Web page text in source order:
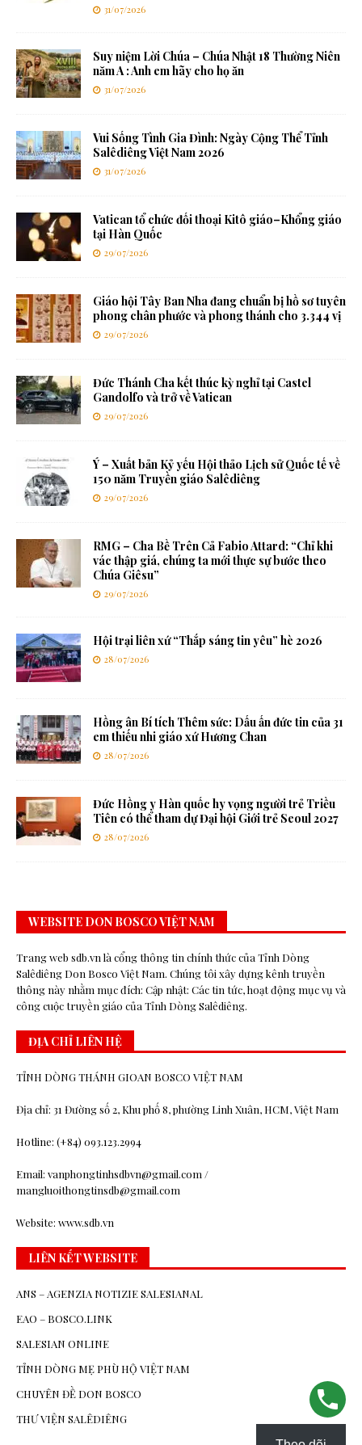
31/07/2026
Suy niệm Lời Chúa – Chúa Nhật 18 Thường Niên
năm A : Anh em hãy cho họ ăn
31/07/2026
Vui Sống Tình Gia Đình: Ngày Cộng Thể Tỉnh
Salêdiêng Việt Nam 2026
31/07/2026
Vatican tổ chức đối thoại Kitô giáo–Khổng giáo
tại Hàn Quốc
29/07/2026
Giáo hội Tây Ban Nha đang chuẩn bị hồ sơ tuyên
phong chân phước và phong thánh cho 3.344 vị
29/07/2026
Đức Thánh Cha kết thúc kỳ nghỉ tại Castel
Gandolfo và trở về Vatican
29/07/2026
Ý – Xuất bản Kỷ yếu Hội thảo Lịch sử Quốc tế về
150 năm Truyền giáo Salêdiêng
29/07/2026
RMG – Cha Bề Trên Cả Fabio Attard: “Chỉ khi
vác thập giá, chúng ta mới thực sự bước theo
Chúa Giêsu”
29/07/2026
Hội trại liên xứ “Thắp sáng tin yêu” hè 2026
28/07/2026
Hồng ân Bí tích Thêm sức: Dấu ấn đức tin của 31
em thiếu nhi giáo xứ Hương Chan
28/07/2026
Đức Hồng y Hàn quốc hy vọng người trẻ Triều
Tiên có thể tham dự Đại hội Giới trẻ Seoul 2027
28/07/2026
WEBSITE DON BOSCO VIỆT NAM
Trang web sdb.vn là cổng thông tin chính thức của Tỉnh Dòng
Salêdiêng Don Bosco Việt Nam. Chúng tôi xây dựng kênh truyền
thông này nhằm mục đích: Cập nhật: Các tin tức, hoạt động mục vụ và
công cuộc truyền giáo của Tỉnh Dòng Salêdiêng.
ĐỊA CHỈ LIÊN HỆ
TỈNH DÒNG THÁNH GIOAN BOSCO VIỆT NAM
Địa chỉ: 31 Đường số 2, Khu phố 8, phường Linh Xuân, HCM, Việt Nam
Hotline: (+84) 093.123.2994
Email: vanphongtinhsdbvn@gmail.com /
mangluoithongtinsdb@gmail.com
Website: www.sdb.vn
LIÊN KẾT WEBSITE
ANS – AGENZIA NOTIZIE SALESIANAL
EAO – BOSCO.LINK
SALESIAN ONLINE
TỈNH DÒNG MẸ PHÙ HỘ VIỆT NAM
CHUYÊN ĐỀ DON BOSCO
THƯ VIỆN SALÊDIÊNG